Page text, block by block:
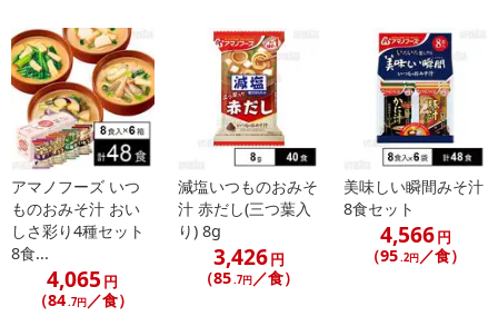
【旨だし なめこのおみそ汁(赤だし)】
アマノフーズ いつ
ものおみそ汁 おい
しさ彩り4種セット
8食...
4,065 円
（84.7円／食）
減塩いつものおみそ
汁 赤だし(三つ葉入
り) 8g
3,426円
（85.7円／食）
美味しい瞬間みそ汁
8食セット
4,566円
（95.2円／食）